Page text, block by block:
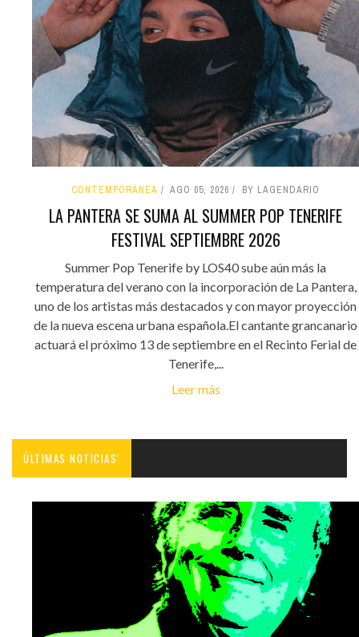
CONTEMPORÁNEA AGO 05, 2026 BY LAGENDARIO
LA PANTERA SE SUMA AL SUMMER POP TENERIFE
FESTIVAL SEPTIEMBRE 2026
Summer Pop Tenerife by LOS40 sube aún más la
temperatura del verano con la incorporación de La Pantera,
uno de los artistas más destacados y con mayor proyección
de la nueva escena urbana española.El cantante grancanario
actuará el próximo 13 de septiembre en el Recinto Ferial de
Tenerife,...
Leer más
ÚLTIMAS NOTICIAS'